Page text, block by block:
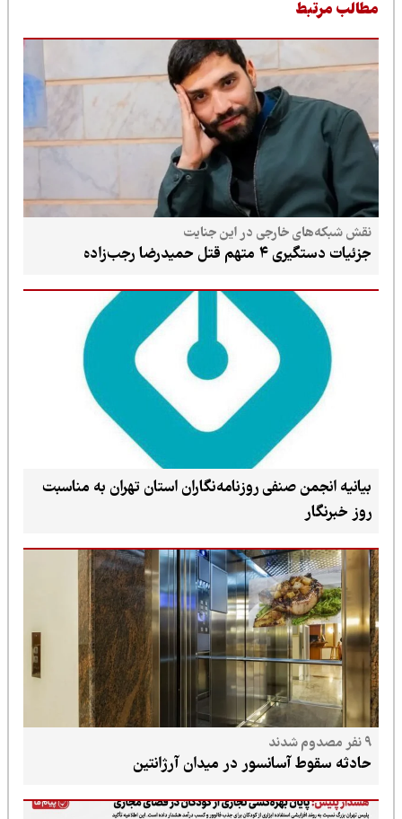
مرتبط
نقش شبکه‌های خارجی در این جنایت
جزئیات دستگیری ۴ متهم قتل حمیدرضا رجب‌زاده
بیانیه انجمن صنفی روزنامه‌نگاران استان تهران به مناسبت
روز خبرنگار
حادثه سقوط آسانسور در میدان آرژانتین